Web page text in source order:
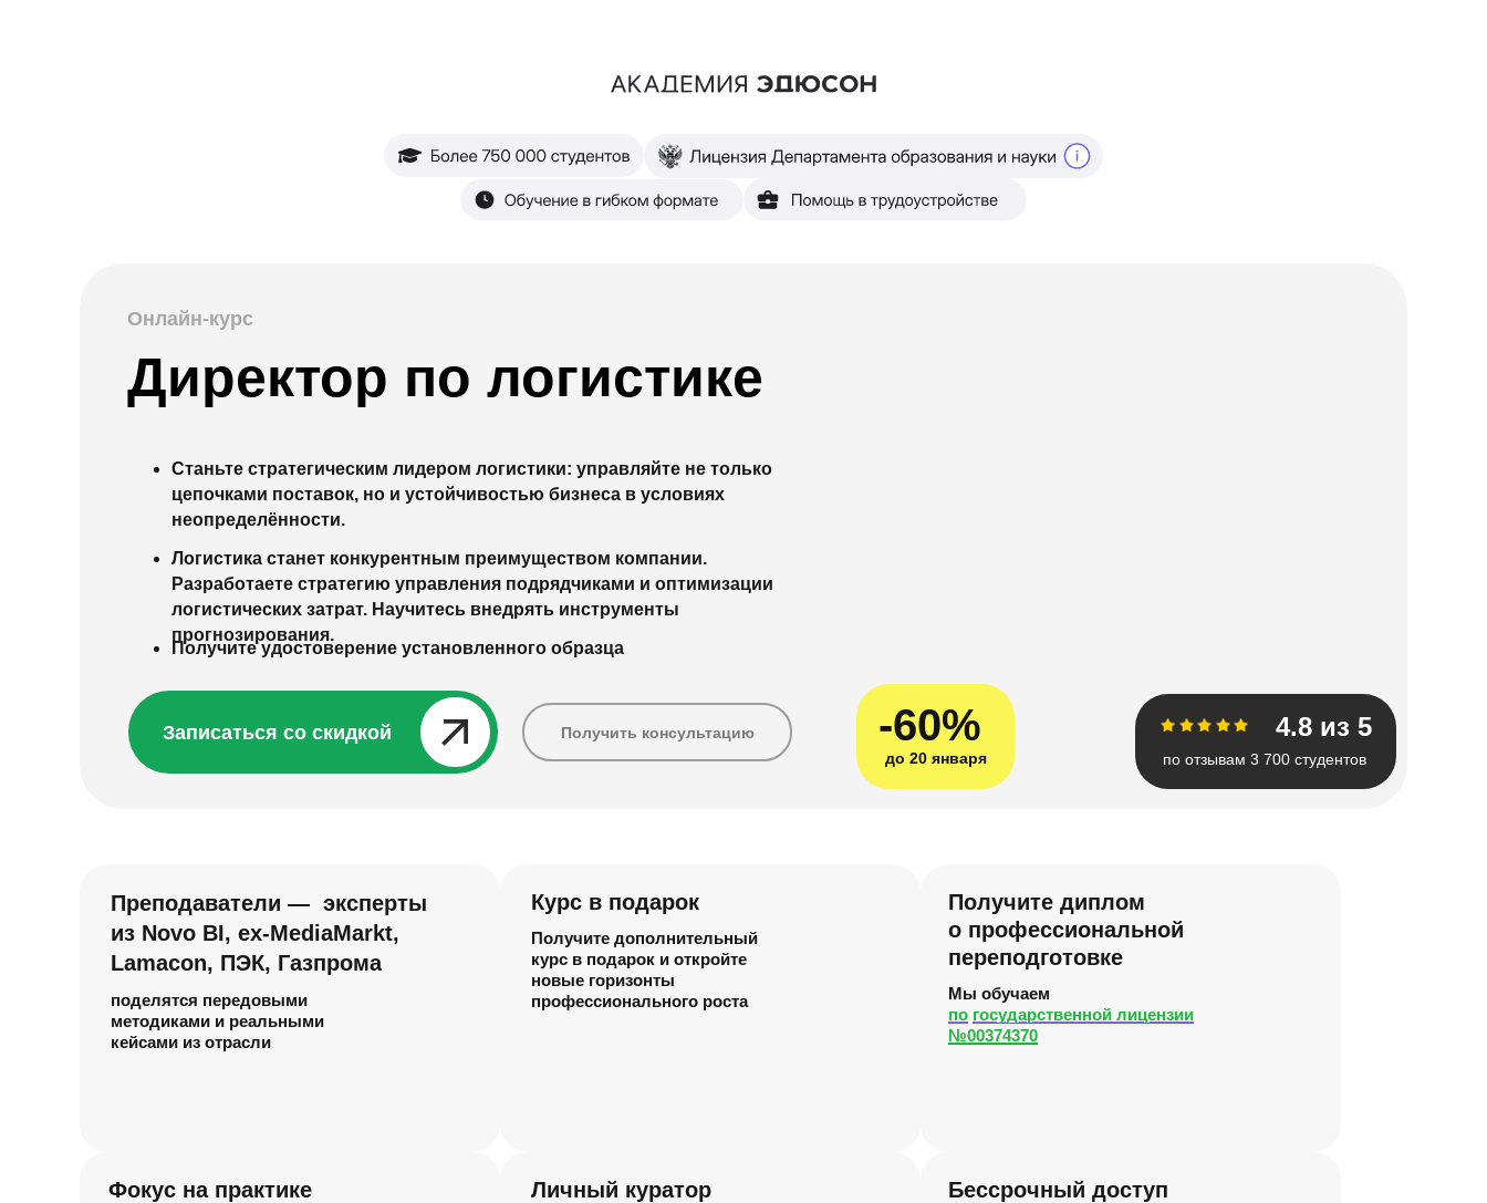
Директор по логистике
Онлайн-курс
Записаться со скидкой⠀⠀⠀⠀⠀
Получите удостоверение установленного образца
Станьте стратегическим лидером логистики: управляйте не только
цепочками поставок, но и устойчивостью бизнеса в условиях
неопределённости.
Логистика станет конкурентным преимуществом компании.
Разработаете стратегию управления подрядчиками и оптимизации
логистических затрат. Научитесь внедрять инструменты
прогнозирования.
-60%
до 20 января
4.8 из 5
по отзывам 3 700 студентов
Получить консультацию
Преподаватели — эксперты
из Novo BI, ex-MediaMarkt,
Lamacon, ПЭК, Газпрома
поделятся передовыми
методиками и реальными
кейсами из отрасли
Курс в подарок
Получите дополнительный
курс в подарок и откройте
новые горизонты
профессионального роста
Получите диплом
о профессиональной
переподготовке
Мы обучаем
по государственной лицензии
№00374370
Фокус на практике Личный куратор Бессрочный доступ